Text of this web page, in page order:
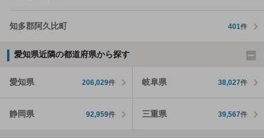
知多郡阿久比町 401件
愛知県近隣の都道府県から探す
愛知県 206,029件 岐阜県 38,027件
静岡県 92,959件 三重県 39,567件